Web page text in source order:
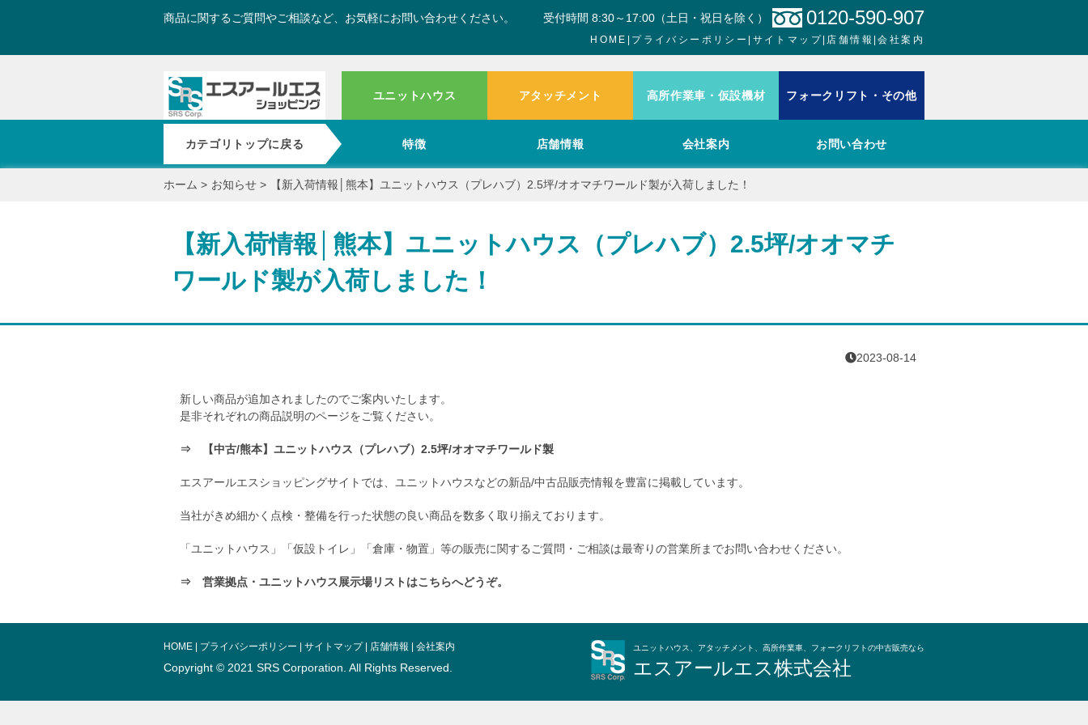
受付時間 8:30～17:00（土日・祝日を除く） 0120-590-907
商品に関するご質問やご相談など、お気軽にお問い合わせください。
HOME プライバシーポリシー サイトマップ 店舗情報 |会社案内
ユニットハウス アタッチメント 高所作業車・仮設機材 フォークリフト・その他
カテゴリトップに戻る 特徴 店舗情報 会社案内 お問い合わせ
ホーム > お知らせ > 【新入荷情報│熊本】ユニットハウス（プレハブ）2.5坪/オオマチワールド製が入荷しました！
【新入荷情報│熊本】ユニットハウス（プレハブ）2.5坪/オオマチ
ワールド製が入荷しました！
2023-08-14
新しい商品が追加されましたのでご案内いたします。
是非それぞれの商品説明のページをご覧ください。
⇒ 【中古/熊本】ユニットハウス（プレハブ）2.5坪/オオマチワールド製
エスアールエスショッピングサイトでは、ユニットハウスなどの新品/中古品販売情報を豊富に掲載しています。
当社がきめ細かく点検・整備を行った状態の良い商品を数多く取り揃えております。
「ユニットハウス」「仮設トイレ」「倉庫・物置」等の販売に関するご質問・ご相談は最寄りの営業所までお問い合わせください。
⇒ 営業拠点・ユニットハウス展示場リストはこちらへどうぞ。
ユニットハウス、アタッチメント、高所作業車、フォークリフトの中古販売なら
エスアールエス株式会社
HOME プライバシーポリシー サイトマップ| 店舗情報 会社案内
Copyright © 2021 SRS Corporation. All Rights Reserved.